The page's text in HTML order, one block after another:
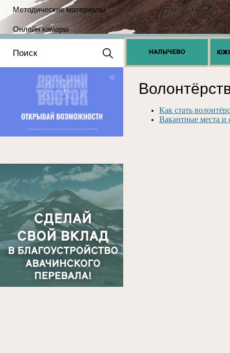
Методические материалы
Онлайн камеры
Положение о выдаче
разрешений 2025
Как стать
Вакантные места и